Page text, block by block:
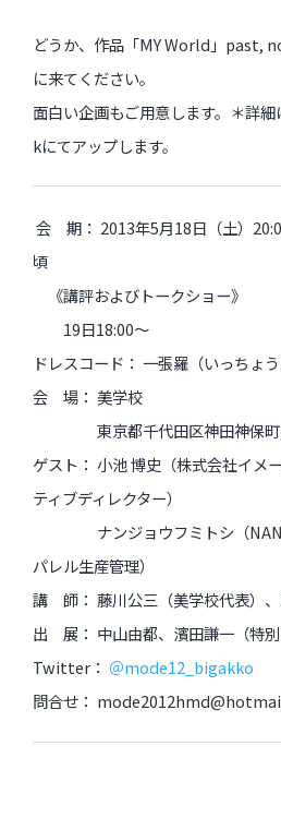
どうか、作品「MY World」past,
に来てください。
面白い企画もご用意します。＊詳
kにてアップします。
会 期： 2013年5月18日（土）
頃
《講評およびトークショー》
19日18:00〜
ドレスコード： 一張羅（いっちょう
会 場： 美学校
東京都千代田区神田神保町2
ゲスト： 小池 博史（株式会社イメ
ティブディレクター）
ナンジョウフミトシ（
パレル生産管理）
講 師： 藤川公三（美学校代表）
出 展： 中山由都、濱田謙一（特別
Twitter： ＠mode12_bigakko
問合せ：